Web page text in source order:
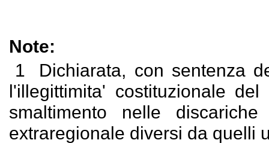
Note:
1
Dichiarata, con sentenza
l'illegittimita' costituzionale
smaltimento nelle
extraregionale diversi da quelli